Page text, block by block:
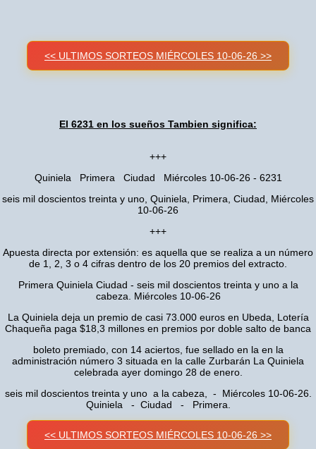
<< ULTIMOS SORTEOS MIÉRCOLES 10-06-26 >>
El 6231 en los sueños Tambien significa:
+++
Quiniela Primera Ciudad Miércoles 10-06-26 - 6231
seis mil doscientos treinta y uno, Quiniela, Primera, Ciudad, Miércoles
10-06-26
+++
Apuesta directa por extensión: es aquella que se realiza a un número
de 1, 2, 3 o 4 cifras dentro de los 20 premios del extracto.
Primera Quiniela Ciudad - seis mil doscientos treinta y uno a la
cabeza. Miércoles 10-06-26
La Quiniela deja un premio de casi 73.000 euros en Ubeda, Lotería
Chaqueña paga $18,3 millones en premios por doble salto de banca
boleto premiado, con 14 aciertos, fue sellado en la en la
administración número 3 situada en la calle Zurbarán La Quiniela
celebrada ayer domingo 28 de enero.
seis mil doscientos treinta y uno a la cabeza, - Miércoles 10-06-26.
Quiniela - Ciudad - Primera.
<< ULTIMOS SORTEOS MIÉRCOLES 10-06-26 >>